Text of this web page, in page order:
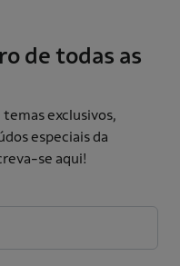
de todas as
exclusivos,
especiais da
se aqui!